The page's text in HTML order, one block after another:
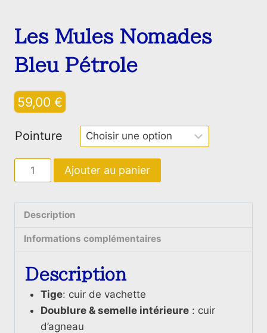
Les Mules Nomades
Bleu Pétrole
59,00 €
Pointure
quantité
de
Mules Nomades
Bleu
Ajouter au panier
Description
Informations complémentaires
Description
Tige: cuir de vachette
Doublure & semelle intérieure: cuir
d’agneau